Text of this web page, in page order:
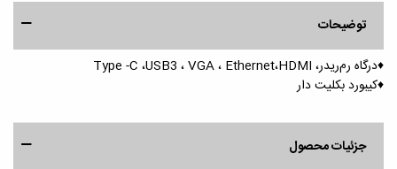
توضیحات
♦️درگاه رم‌ریدر، Type -C ،USB3 ، VGA ، Ethernet،HDMI
♦️کیبورد بکلیت دار
جزئیات محصول